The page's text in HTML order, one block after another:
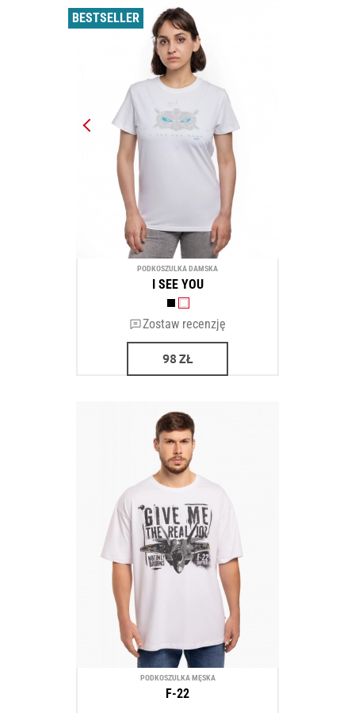
BESTSELLER
PODKOSZULKA DAMSKA
I SEE YOU
Zostaw recenzję
98 ZŁ
PODKOSZULKA MĘSKA
F-22